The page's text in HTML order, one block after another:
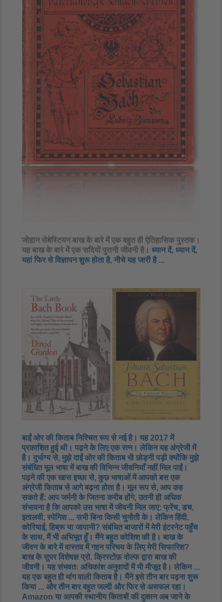
जोहान सेबेस्टियन बाख के बारे में एक बहुत ही ऐतिहासिक पुस्तक।
यह बाख के बारे में एक सदियों पुरानी जीवनी है।​ ध्यान दें, ध्यान दें,
यहां फिर से विज्ञापन शुरू होता है, नीचे यह जारी है ...
बाईं ओर की किताब निश्चित रूप से नई है। यह 2017 में
प्रकाशित हुई थी। पढ़ने के लिए एक रत्न। लेकिन यह अंग्रेजी में
है। दुर्भाग्य से, मुझे दाईं ओर की किताब भी छोड़नी पड़ी क्योंकि मुझे
संबंधित मूल भाषा में बाख की विभिन्न जीवनियाँ नहीं मिल पाईं।
पढ़ने की एक खास इच्छा से, कुछ भाषाओं में आपको बस एक
अंग्रेजी किताब से आगे बढ़ना होता है। मूल रूप से, आप कह
सकते हैं: आप जर्मनी के जितना करीब होंगे, उतनी ही अधिक
संभावना है कि आपको उस भाषा में जीवनी मिल जाए: फ्रेंच, डच,
इतालवी, स्पेनिश ... सभी बिना किसी चुनौती के। लेकिन हिंदी,
कोरियाई, हिब्रू या जापानी? संबंधित बाजारों में मेरी इंटरनेट पहुँच
के साथ, मैं भी अभिभूत हूँ। मैंने बहुत कोशिश की है। बाख के
जीवन के बारे में वास्तव में गहन परिचय के लिए मेरी सिफारिश?
बाख के सुपर विशेषज्ञ प्रो. क्रिस्टोफ़ वोल्फ द्वारा बाख की
जीवनी। यह संभवतः अधिकांश अनुवादों में भी मौजूद है। लेकिन ...
यह एक बहुत ही मांग वाली किताब है। मैंने इसे तीन बार पढ़ना शुरू
किया ... और तीन बार बहुत जल्दी और फिर से असफल रहा।
Amazon या आपकी स्थानीय किताबों की दुकान अब जाने के